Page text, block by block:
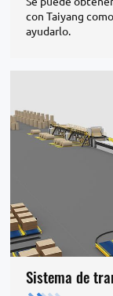
con Taiyang
ayudarlo.
Sistema de